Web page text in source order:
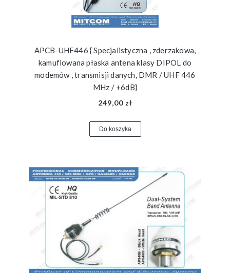
APCB-UHF446 { Specjalistyczna , zderzakowa,
kamuflowana płaska antena klasy DIPOL do
modemów , transmisji danych, DMR / UHF 446
MHz / +6dB}
249,00 zł
Do koszyka